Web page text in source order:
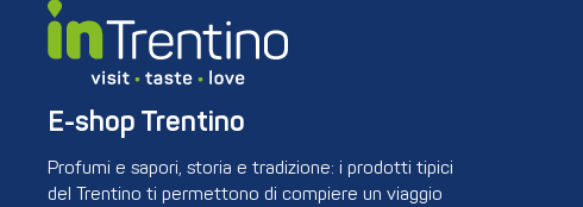
E-shop Trentino
Profumi e sapori, storia e tradizione: i prodotti tipici
del Trentino ti permettono di compiere un viaggio